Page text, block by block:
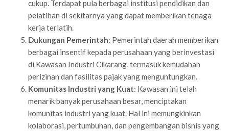
cukup. Terdapat pula berbagai institusi pendidikan dan
pelatihan di sekitarnya yang dapat memberikan tenaga
kerja terlatih.
Dukungan Pemerintah: Pemerintah daerah memberikan
berbagai insentif kepada perusahaan yang berinvestasi
di Kawasan Industri Cikarang, termasuk kemudahan
perizinan dan fasilitas pajak yang menguntungkan.
Komunitas Industri yang Kuat: Kawasan ini telah
menarik banyak perusahaan besar, menciptakan
komunitas industri yang kuat. Hal ini memungkinkan
kolaborasi, pertumbuhan, dan pengembangan bisnis yang